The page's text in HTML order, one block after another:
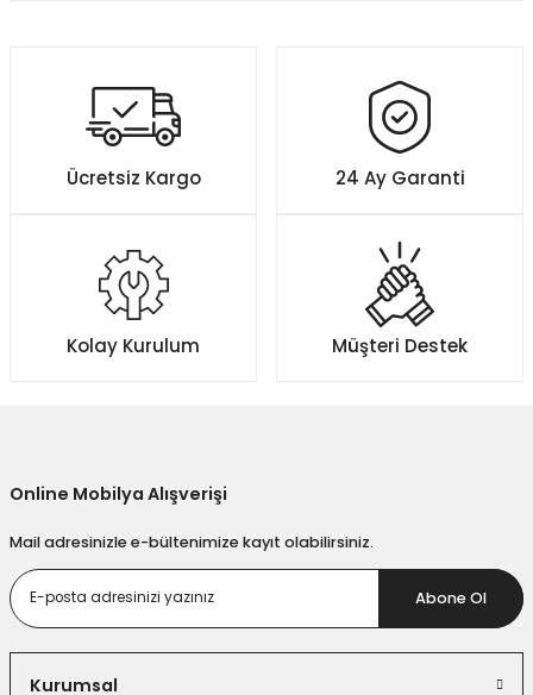
Görüş ve önerileriniz için teşekkür ederiz.
Ürün resmi kalitesiz, bozuk veya görüntülenemiyor.
Ürün açıklamasında eksik bilgiler bulunuyor.
Ürün fiyatı diğer sitelerden daha pahalı.
Bu ürüne benzer farklı alternatifler olmalı.
Ücretsiz Kargo 24 Ay Garanti
Kolay Kurulum Müşteri Destek
Online Mobilya Alışverişi
Mail adresinizle e-bültenimize kayıt olabilirsiniz.
Abone Ol
Kurumsal